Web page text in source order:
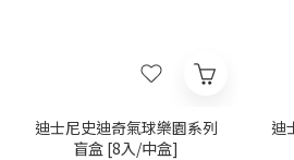
迪士尼史迪奇氣球樂園系列
盲盒 [8入/中盒]
迪